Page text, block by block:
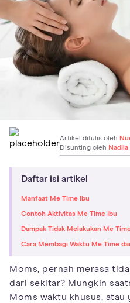
Artikel ditulis oleh
Disunting oleh Nadila
Daftar isi artikel
Manfaat Me Time Ibu
Contoh Aktivitas Me Time Ibu
Dampak Tidak Melakukan Me
Cara Membagi Waktu Me Time
Moms, pernah merasa
dari sekitar? Mungkin
Moms waktu khusus,